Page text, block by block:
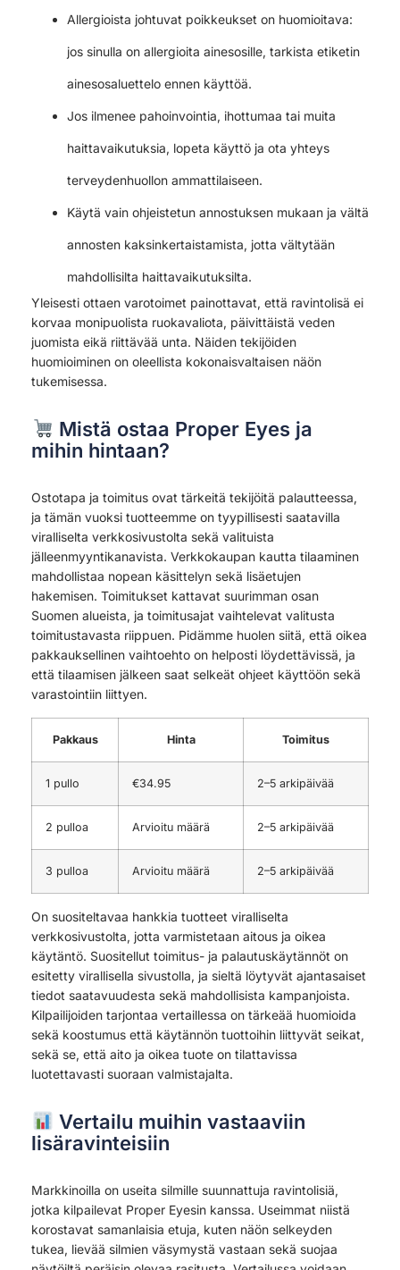
Allergioista johtuvat poikkeukset on huomioitava:
jos sinulla on allergioita ainesosille, tarkista etiketin
ainesosaluettelo ennen käyttöä.
Jos ilmenee pahoinvointia, ihottumaa tai muita
haittavaikutuksia, lopeta käyttö ja ota yhteys
terveydenhuollon ammattilaiseen.
Käytä vain ohjeistetun annostuksen mukaan ja vältä
annosten kaksinkertaistamista, jotta vältytään
mahdollisilta haittavaikutuksilta.
Yleisesti ottaen varotoimet painottavat, että ravintolisä ei
korvaa monipuolista ruokavaliota, päivittäistä veden
juomista eikä riittävää unta. Näiden tekijöiden
huomioiminen on oleellista kokonaisvaltaisen näön
tukemisessa.
Mistä ostaa Proper Eyes ja
mihin hintaan?
Ostotapa ja toimitus ovat tärkeitä tekijöitä palautteessa,
ja tämän vuoksi tuotteemme on tyypillisesti saatavilla
viralliselta verkkosivustolta sekä valituista
jälleenmyyntikanavista. Verkkokaupan kautta tilaaminen
mahdollistaa nopean käsittelyn sekä lisäetujen
hakemisen. Toimitukset kattavat suurimman osan
Suomen alueista, ja toimitusajat vaihtelevat valitusta
toimitustavasta riippuen. Pidämme huolen siitä, että oikea
pakkauksellinen vaihtoehto on helposti löydettävissä, ja
että tilaamisen jälkeen saat selkeät ohjeet käyttöön sekä
varastointiin liittyen.
Pakkaus Hinta Toimitus
1 pullo €34.95 2–5 arkipäivää
2 pulloa Arvioitu määrä 2–5 arkipäivää
3 pulloa Arvioitu määrä 2–5 arkipäivää
On suositeltavaa hankkia tuotteet viralliselta
verkkosivustolta, jotta varmistetaan aitous ja oikea
käytäntö. Suositellut toimitus- ja palautuskäytännöt on
esitetty virallisella sivustolla, ja sieltä löytyvät ajantasaiset
tiedot saatavuudesta sekä mahdollisista kampanjoista.
Kilpailijoiden tarjontaa vertaillessa on tärkeää huomioida
sekä koostumus että käytännön tuottoihin liittyvät seikat,
sekä se, että aito ja oikea tuote on tilattavissa
luotettavasti suoraan valmistajalta.
Vertailu muihin vastaaviin
lisäravinteisiin
Markkinoilla on useita silmille suunnattuja ravintolisiä,
jotka kilpailevat Proper Eyesin kanssa. Useimmat niistä
korostavat samanlaisia etuja, kuten näön selkeyden
tukea, lievää silmien väsymystä vastaan sekä suojaa